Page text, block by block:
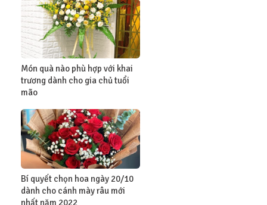
Món quà nào phù hợp với khai
trương dành cho gia chủ tuổi
mão
Bí quyết chọn hoa ngày 20/10
dành cho cánh mày râu mới
nhất năm 2022